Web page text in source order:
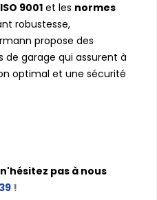
9001 et les normes
robustesse,
propose des
garage qui assurent à
optimal et une sécurité
pas à nous
!